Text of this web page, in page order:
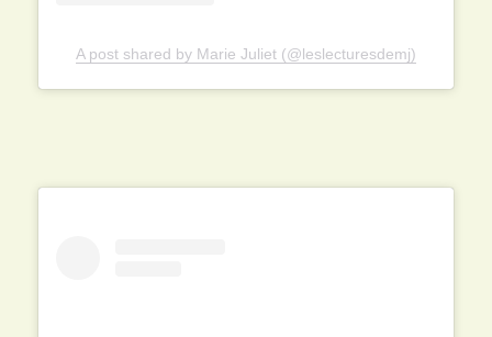
A post shared by Marie Juliet (@leslecturesdemj)